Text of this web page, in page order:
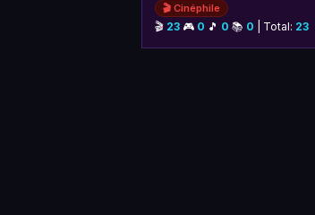
🎬 Cinéphile
🎬 23 🎮 0 🎵 0 📚 0 | Total: 23